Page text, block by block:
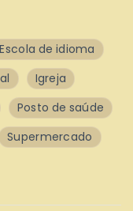
Escola de idioma
Igreja
Posto de saúde
Supermercado